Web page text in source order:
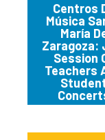
Centros
Música
María
Zaragoza:
Session
Teachers